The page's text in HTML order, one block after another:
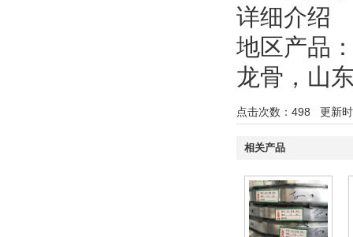
详细介绍
地区产品
龙骨 ， 山
点击次数： 498 更新
相关产品